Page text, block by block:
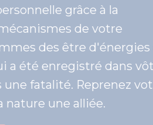
personnelle grâce
des mécanismes de
Nous sommes des être
Ce qui a été
pas une fatalité.
de la nature une alliée.